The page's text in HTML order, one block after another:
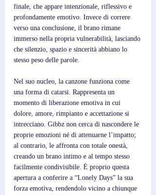
finale, che appare intenzionale, riflessivo e
profondamente emotivo. Invece di correre
verso una conclusione, il brano rimane
immerso nella propria vulnerabilità, lasciando
che silenzio, spazio e sincerità abbiano lo
stesso peso delle parole.
Nel suo nucleo, la canzone funziona come
una forma di catarsi. Rappresenta un
momento di liberazione emotiva in cui
dolore, amore, rimpianto e accettazione si
intrecciano. Gibbz non cerca di nascondere le
proprie emozioni né di attenuarne l’impatto;
al contrario, le affronta con totale onestà,
creando un brano intimo e al tempo stesso
facilmente condivisibile. È proprio questa
apertura a conferire a “Lonely Days” la sua
forza emotiva, rendendolo vicino a chiunque